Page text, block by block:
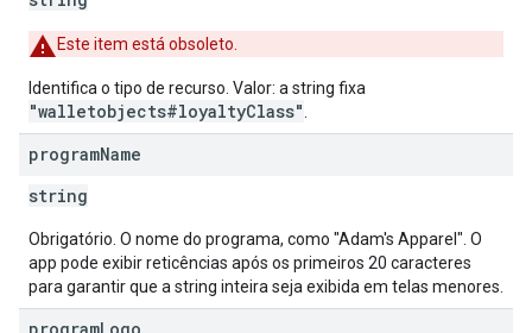
Este item está obsoleto.
Identifica o tipo de recurso. Valor: a string fixa
"walletobjects#loyaltyClass"
programName
string
Obrigatório. O nome do programa, como "Adam's Apparel". O
app pode exibir reticências após os primeiros 20 caracteres
para garantir que a string inteira seja exibida em telas menores.